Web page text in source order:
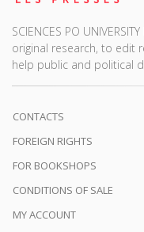
SCIENCES PO
original research, to edit
help public and political
CONTACTS
FOREIGN RIGHTS
FOR BOOKSHOPS
CONDITIONS OF SALE
MY ACCOUNT